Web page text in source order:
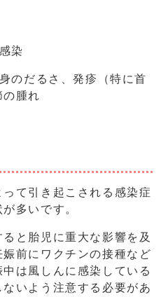
染
のだるさ、発疹（特に首
腫れ
て引き起こされる感染症
多いです。
と胎児に重大な影響を及
前にワクチンの接種など
は風しんに感染している
いよう注意する必要があ